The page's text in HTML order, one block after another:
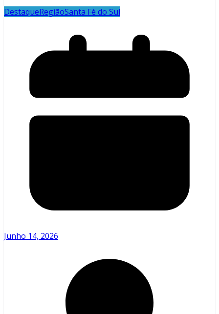
DestaqueRegiãoSanta Fé do Sul
Junho 14, 2026